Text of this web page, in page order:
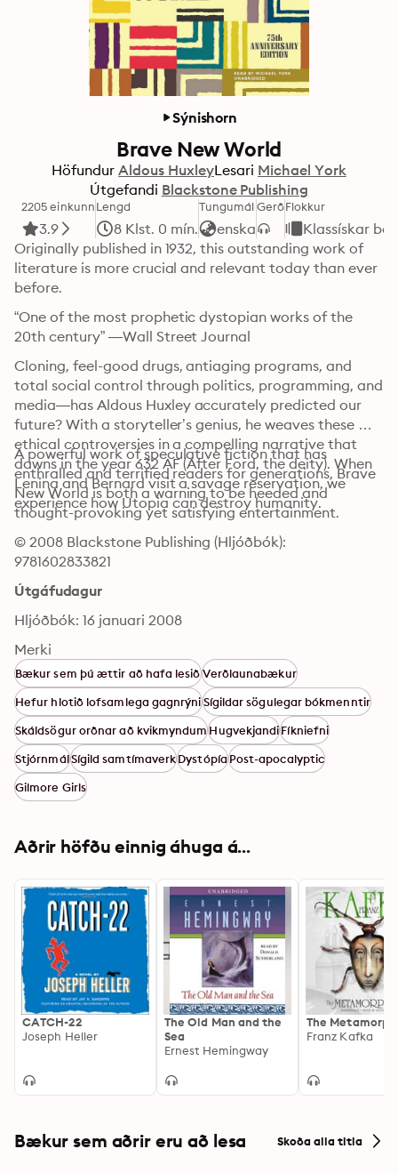
Sýnishorn
Brave New World
Höfundur Aldous HuxleyLesari Michael York
Útgefandi Blackstone Publishing
2205 einkunn
3.9
Lengd
8 Klst. 0 mín.
Tungumál
enska
GerðFlokkur
Klassískar
Originally published in 1932, this outstanding work of
literature is more crucial and relevant today than ever
“One of the most prophetic dystopian works of the
20th century” —Wall Street Journal
Cloning, feel-good drugs, antiaging programs, and
total social control through politics, programming, and
media—has Aldous Huxley accurately predicted our
future? With a storyteller’s genius, he weaves these
ethical controversies in a compelling narrative that
dawns in the year 632 AF (After Ford, the deity). When
Lenina and Bernard visit a savage reservation, we
experience how Utopia can destroy humanity.
A powerful work of speculative fiction that has
enthralled and terrified readers for generations, Brave
New World is both a warning to be heeded and
thought-provoking yet satisfying entertainment.
© 2008 Blackstone Publishing (Hljóðbók):
9781602833821
Útgáfudagur
Hljóðbók: 16 januari 2008
Merki
Bækur sem þú ættir að hafa lesiðVerðlaunabækur
Hefur hlotið lofsamlega gagnrýniSígildar sögulegar bókmenntir
Skáldsögur orðnar að kvikmyndumHugvekjandiFíkniefni
StjórnmálSígild samtímaverkDystópíaPost-apocalyptic
Gilmore Girls
Aðrir höfðu einnig áhuga á...
CATCH-22
Joseph Heller
The Old Man and the
Sea
Ernest Hemingway
The
Franz Kafka
Bækur sem aðrir eru að lesa Skoða alla titla